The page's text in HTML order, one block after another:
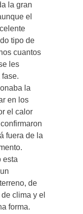
la gran
el
tipo de
cuantos
les
la
en los
el calor
fuera de la
esta
de
clima y el
forma.